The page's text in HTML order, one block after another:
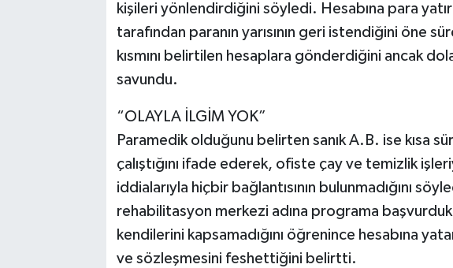
kişileri yönlendirdiğini söyledi. Hesabına para
tarafından paranın yarısının geri istendiğini öne
kısmını belirtilen hesaplara gönderdiğini ancak
savundu.
“OLAYLA İLGİM YOK”
Paramedik olduğunu belirten sanık A.B. ise kısa
çalıştığını ifade ederek, ofiste çay ve temizlik
iddialarıyla hiçbir bağlantısının bulunmadığını
rehabilitasyon merkezi adına programa
kendilerini kapsamadığını öğrenince hesabına
ve sözleşmesini feshettiğini belirtti.